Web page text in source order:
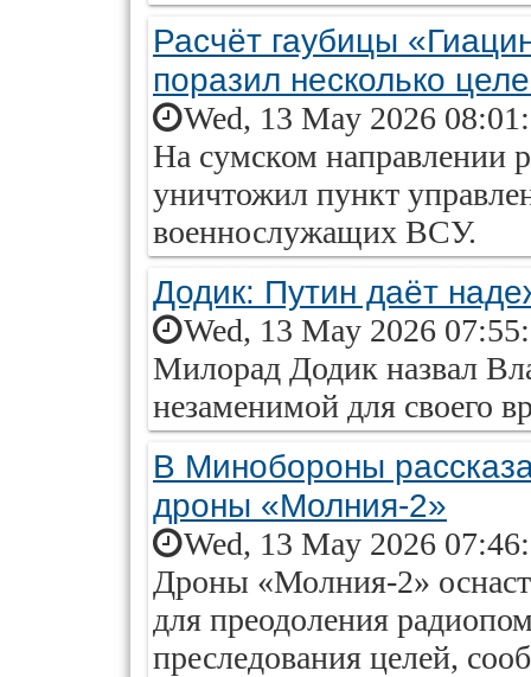
Расчёт гаубицы
поразил несколько
Wed, 13 May 2026
На сумском направлении
уничтожил пункт
военнослужащих ВСУ.
Додик: Путин даёт
Wed, 13 May 2026
Милорад Додик назвал
незаменимой для своего
В Минобороны
дроны «Молния-2»
Wed, 13 May 2026
Дроны «Молния-2»
для преодоления
преследования целей,